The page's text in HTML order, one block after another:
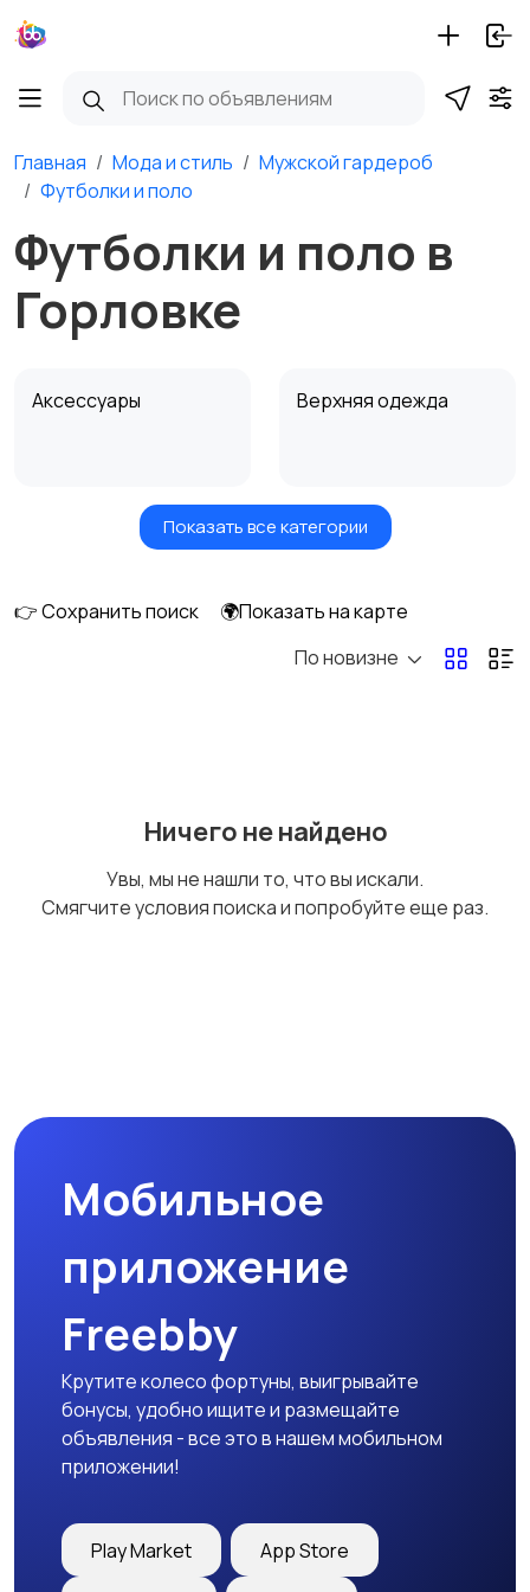
Главная Мода и стиль
Мужской гардероб
Футболки и поло
Футболки и поло в
Горловке
Аксессуары Верхняя одежда
Головные уборы Домашняя одежда
Нижнее белье
Футболки и поло Штаны и шорты
Другое
Показать все категории
👉 Сохранить поиск
🌍Показать на карте
По новизне
Ничего не найдено
Увы, мы не нашли то, что вы искали.
Смягчите условия поиска и попробуйте еще раз.
Мобильное
приложение
Freebby
Крутите колесо фортуны, выигрывайте
бонусы, удобно ищите и размещайте
объявления - все это в нашем мобильном
приложении!
Play Market App Store